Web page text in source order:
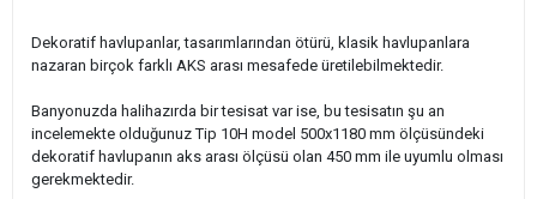
Dekoratif havlupanlar, tasarımlarından ötürü, klasik havlupanlara
nazaran birçok farklı AKS arası mesafede üretilebilmektedir.
Banyonuzda halihazırda bir tesisat var ise, bu tesisatın şu an
incelemekte olduğunuz Tip 10H model 500x1180 mm ölçüsündeki
dekoratif havlupanın aks arası ölçüsü olan 450 mm ile uyumlu olması
gerekmektedir.